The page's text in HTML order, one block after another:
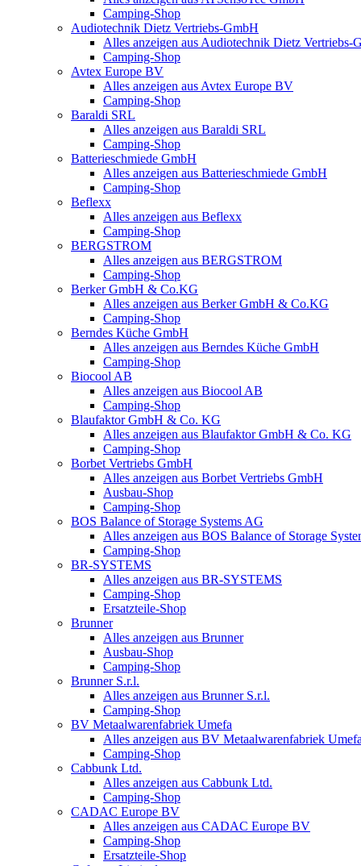
Camping-Shop
Audiotechnik Dietz Vertriebs-GmbH
Alles anzeigen aus Audiotechnik Dietz Vertriebs-
Camping-Shop
Avtex Europe BV
Alles anzeigen aus Avtex Europe BV
Camping-Shop
Baraldi SRL
Alles anzeigen aus Baraldi SRL
Camping-Shop
Batterieschmiede GmbH
Alles anzeigen aus Batterieschmiede GmbH
Camping-Shop
Beflexx
Alles anzeigen aus Beflexx
Camping-Shop
BERGSTROM
Alles anzeigen aus BERGSTROM
Camping-Shop
Berker GmbH & Co.KG
Alles anzeigen aus Berker GmbH & Co.KG
Camping-Shop
Berndes Küche GmbH
Alles anzeigen aus Berndes Küche GmbH
Camping-Shop
Biocool AB
Alles anzeigen aus Biocool AB
Camping-Shop
Blaufaktor GmbH & Co. KG
Alles anzeigen aus Blaufaktor GmbH & Co. KG
Camping-Shop
Borbet Vertriebs GmbH
Alles anzeigen aus Borbet Vertriebs GmbH
Ausbau-Shop
Camping-Shop
BOS Balance of Storage Systems AG
Alles anzeigen aus BOS Balance of Storage
Camping-Shop
BR-SYSTEMS
Alles anzeigen aus BR-SYSTEMS
Camping-Shop
Ersatzteile-Shop
Brunner
Alles anzeigen aus Brunner
Ausbau-Shop
Camping-Shop
Brunner S.r.l.
Alles anzeigen aus Brunner S.r.l.
Camping-Shop
BV Metaalwarenfabriek Umefa
Alles anzeigen aus BV Metaalwarenfabriek Umefa
Camping-Shop
Cabbunk Ltd.
Alles anzeigen aus Cabbunk Ltd.
Camping-Shop
CADAC Europe BV
Alles anzeigen aus CADAC Europe BV
Camping-Shop
Ersatzteile-Shop